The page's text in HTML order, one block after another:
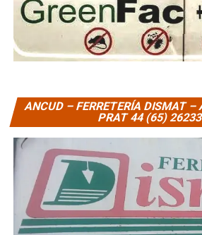
ANCUD – FERRETERÍA DISMAT –
PRAT 44 (65)